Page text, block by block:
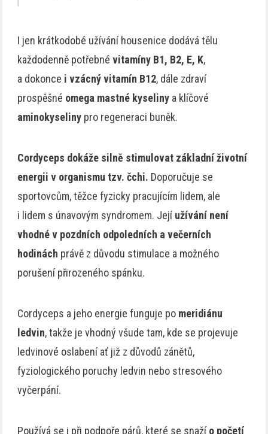
I jen krátkodobé užívání housenice dodává tělu
každodenně potřebnévitamíny B1, B2, E, K,
a dokonce i vzácný vitamín B12, dále zdraví
prospěšné omega mastné kyseliny a klíčové
aminokyseliny pro regeneraci buněk.
Cordyceps dokáže silně stimulovat základní životní
energii v organismu tzv. čchi. Doporučuje se
sportovcům, těžce fyzicky pracujícím lidem, ale
i lidem s únavovým syndromem. Jejíužívání není
vhodné v pozdních odpoledních a večerních
hodinách právě z důvodu stimulace a možného
porušení přirozeného spánku.
Cordyceps a jeho energie funguje po meridiánu
ledvin, takže je vhodný všude tam, kde se projevuje
ledvinové oslabení ať již z důvodů zánětů,
fyziologického poruchy ledvin nebo stresového
vyčerpání.
Používá se i při podpoře párů, které se snažío početí